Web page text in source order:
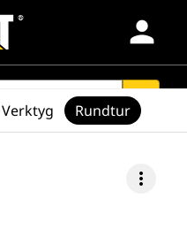
person
search
more_vert
Verktyg Rundtur